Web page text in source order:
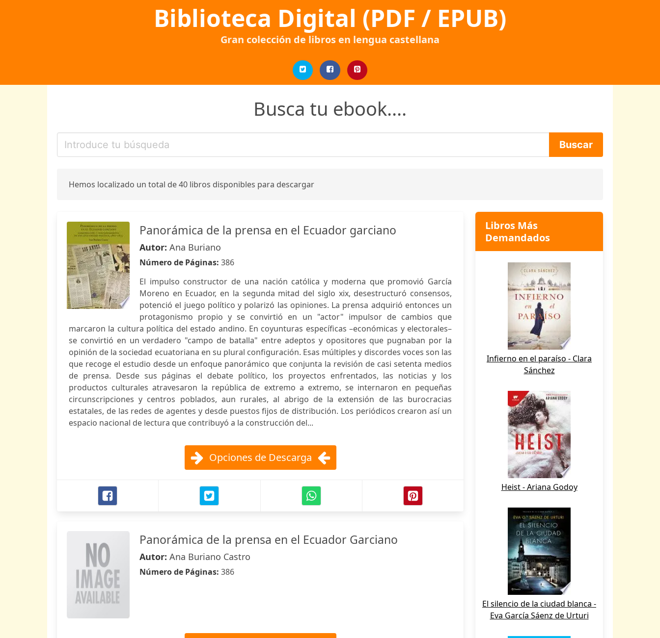
Biblioteca Digital (PDF / EPUB)
Gran colección de libros en lengua castellana
Busca tu ebook....
Hemos localizado un total de 40 libros disponibles para descargar
Panorámica de la prensa en el Ecuador garciano
Autor: Ana Buriano
Número de Páginas: 386
El impulso constructor de una nación católica y moderna que promovió García
Moreno en Ecuador, en la segunda mitad del siglo xix, desestructuró consensos,
potenció el juego político y polarizó las opiniones. La prensa adquirió entonces un
protagonismo propio y se convirtió en un "actor" impulsor de cambios que
marcaron la cultura política del estado andino. En coyunturas específicas –económicas y electorales–
se convirtió en un verdadero "campo de batalla" entre adeptos y opositores que pugnaban por la
opinión de la sociedad ecuatoriana en su plural configuración. Esas múltiples y discordes voces son las
que recoge el estudio desde un enfoque panorámico que conjunta la revisión de casi setenta medios
de prensa. Desde sus páginas el debate político, los proyectos enfrentados, las noticias y los
productos culturales atravesaron la república de extremo a extremo, se internaron en pequeñas
circunscripciones y centros poblados, aun rurales, al abrigo de la extensión de las burocracias
estatales, de las redes de agentes y desde puestos fijos de distribución. Los periódicos crearon así un
espacio nacional de lectura que contribuyó a la construcción del...
Opciones de Descarga
Panorámica de la prensa en el Ecuador Garciano
Autor: Ana Buriano Castro
Número de Páginas: 386
Libros Más
Demandados
Infierno en el paraíso - Clara
Sánchez
Heist - Ariana Godoy
El silencio de la ciudad blanca -
Eva García Sáenz de Urturi